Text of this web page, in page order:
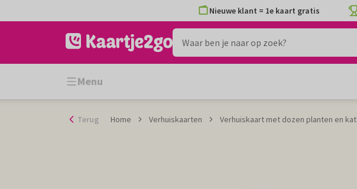
naar
Nieuwe klant = 1e kaart gratis
Menu
Terug Home Verhuiskaarten Verhuiskaart met dozen planten en kat